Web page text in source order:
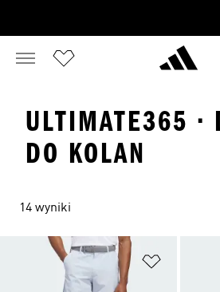
ULTIMATE365 ·
DO KOLAN
14 wyniki
Dodaj do